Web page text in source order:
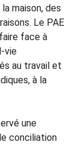
maison, des
Le PAE
face à
vie
au travail et
à la
une
conciliation